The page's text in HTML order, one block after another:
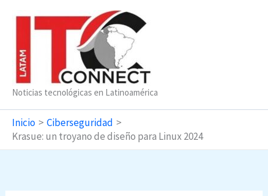
Noticias tecnológicas en Latinoamérica
Inicio
Ciberseguridad
Krasue: un troyano de diseño para Linux 2024